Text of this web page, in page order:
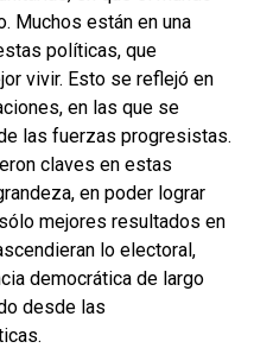
Muchos están en una
políticas, que
vivir. Esto se reflejó en
en las que se
las fuerzas progresistas.
claves en estas
en poder lograr
mejores resultados en
lo electoral,
democrática de largo
desde las